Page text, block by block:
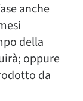
anche
della
oppure
da